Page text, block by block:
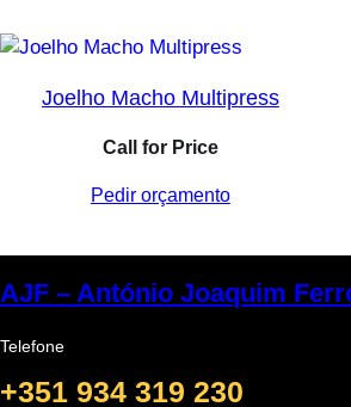
Joelho Macho Multipress
Call for Price
Pedir orçamento
AJF – António Joaquim
Telefone
+351 934 319 230